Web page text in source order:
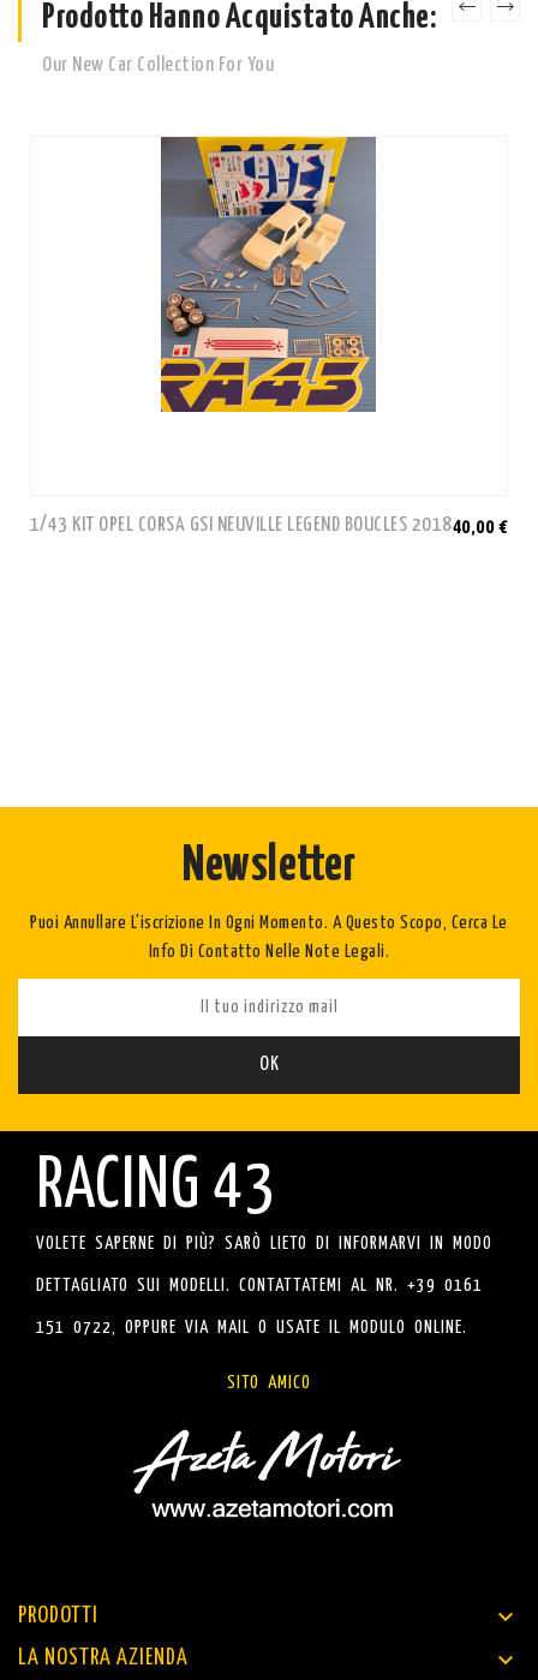
Prodotto Hanno Acquistato Anche:
Our New Car Collection For You
1/43 KIT OPEL CORSA GSI NEUVILLE LEGEND BOUCLES 201840,00 €
Newsletter
Puoi Annullare L'iscrizione In Ogni Momento. A Questo Scopo, Cerca Le
Info Di Contatto Nelle Note Legali.
RACING 43
VOLETE SAPERNE DI PIÙ? SARÒ LIETO DI INFORMARVI IN MODO
DETTAGLIATO SUI MODELLI. CONTATTATEMI AL NR. +39 0161
151 0722, OPPURE VIA MAIL O USATE IL MODULO ONLINE.
SITO AMICO
PRODOTTI 
LA NOSTRA AZIENDA 